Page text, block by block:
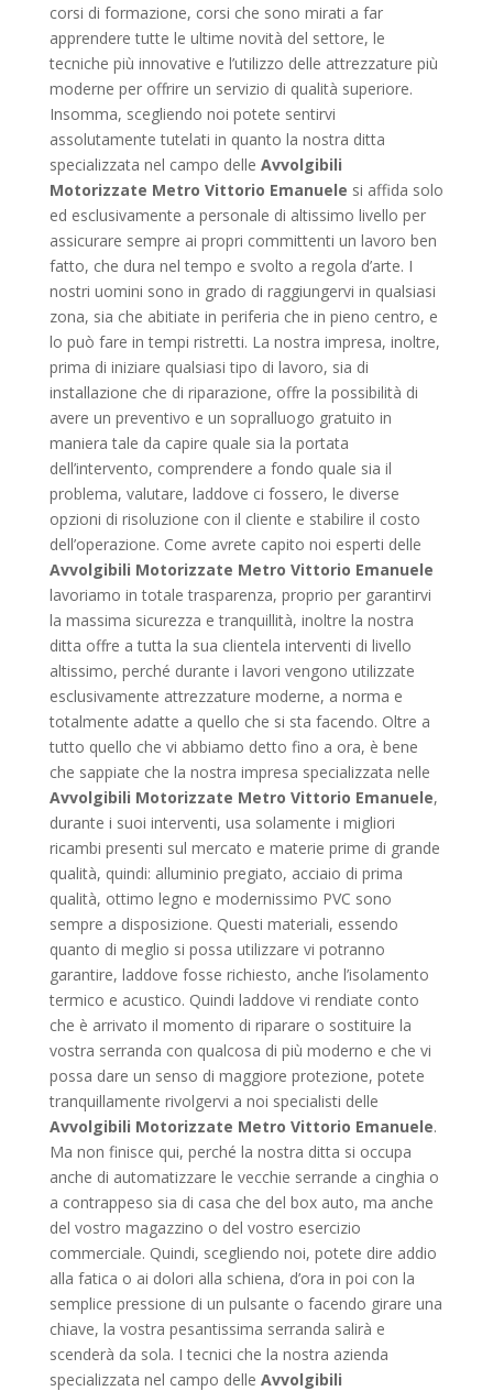
corsi di formazione, corsi che sono mirati a far
apprendere tutte le ultime novità del settore, le
tecniche più innovative e l’utilizzo delle attrezzature più
moderne per offrire un servizio di qualità superiore.
Insomma, scegliendo noi potete sentirvi
assolutamente tutelati in quanto la nostra ditta
specializzata nel campo delle Avvolgibili
Motorizzate Metro Vittorio Emanuele si affida solo
ed esclusivamente a personale di altissimo livello per
assicurare sempre ai propri committenti un lavoro ben
fatto, che dura nel tempo e svolto a regola d’arte. I
nostri uomini sono in grado di raggiungervi in qualsiasi
zona, sia che abitiate in periferia che in pieno centro, e
lo può fare in tempi ristretti. La nostra impresa, inoltre,
prima di iniziare qualsiasi tipo di lavoro, sia di
installazione che di riparazione, offre la possibilità di
avere un preventivo e un sopralluogo gratuito in
maniera tale da capire quale sia la portata
dell’intervento, comprendere a fondo quale sia il
problema, valutare, laddove ci fossero, le diverse
opzioni di risoluzione con il cliente e stabilire il costo
dell’operazione. Come avrete capito noi esperti delle
Avvolgibili Motorizzate Metro Vittorio Emanuele
lavoriamo in totale trasparenza, proprio per garantirvi
la massima sicurezza e tranquillità, inoltre la nostra
ditta offre a tutta la sua clientela interventi di livello
altissimo, perché durante i lavori vengono utilizzate
esclusivamente attrezzature moderne, a norma e
totalmente adatte a quello che si sta facendo. Oltre a
tutto quello che vi abbiamo detto fino a ora, è bene
che sappiate che la nostra impresa specializzata nelle
Avvolgibili Motorizzate Metro Vittorio Emanuele,
durante i suoi interventi, usa solamente i migliori
ricambi presenti sul mercato e materie prime di grande
qualità, quindi: alluminio pregiato, acciaio di prima
qualità, ottimo legno e modernissimo PVC sono
sempre a disposizione. Questi materiali, essendo
quanto di meglio si possa utilizzare vi potranno
garantire, laddove fosse richiesto, anche l’isolamento
termico e acustico. Quindi laddove vi rendiate conto
che è arrivato il momento di riparare o sostituire la
vostra serranda con qualcosa di più moderno e che vi
possa dare un senso di maggiore protezione, potete
tranquillamente rivolgervi a noi specialisti delle
Avvolgibili Motorizzate Metro Vittorio Emanuele.
Ma non finisce qui, perché la nostra ditta si occupa
anche di automatizzare le vecchie serrande a cinghia o
a contrappeso sia di casa che del box auto, ma anche
del vostro magazzino o del vostro esercizio
commerciale. Quindi, scegliendo noi, potete dire addio
alla fatica o ai dolori alla schiena, d’ora in poi con la
semplice pressione di un pulsante o facendo girare una
chiave, la vostra pesantissima serranda salirà e
scenderà da sola. I tecnici che la nostra azienda
specializzata nel campo delle Avvolgibili